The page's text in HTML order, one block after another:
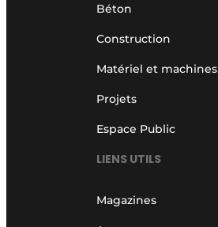
Béton
Construction
Matériel et machines
Projets
Espace Public
LIENS UTILS
Magazines